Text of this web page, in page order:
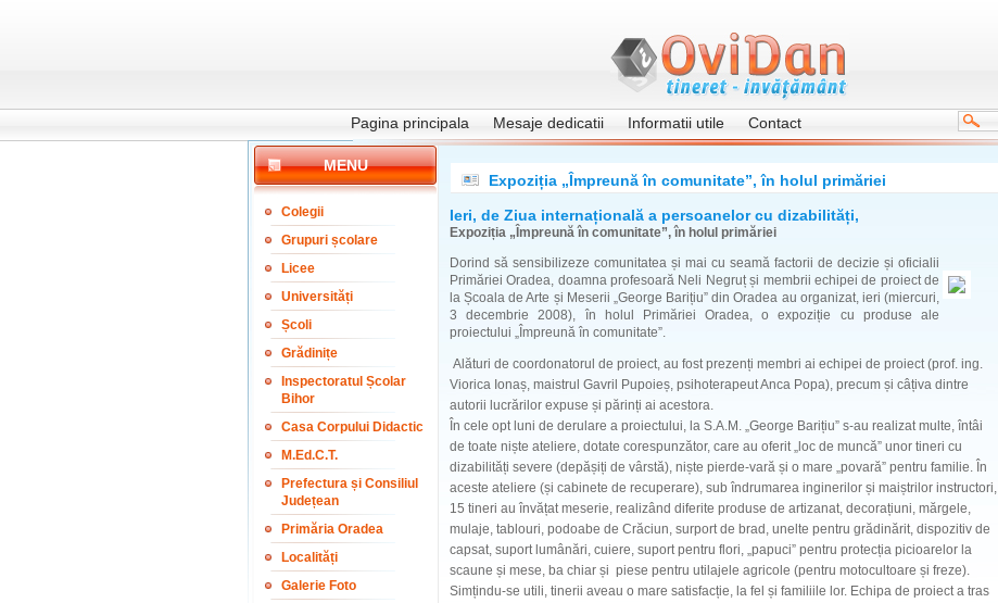
Pagina principala Mesaje dedicatii Informatii utile Contact
MENU
Colegii
Grupuri școlare
Licee
Universități
Școli
Grădinițe
Inspectoratul Școlar
Bihor
Casa Corpului Didactic
M.Ed.C.T.
Prefectura și Consiliul
Județean
Primăria Oradea
Localități
Galerie Foto
Expoziția „Împreună în comunitate”, în holul primăriei
Ieri, de Ziua internațională a persoanelor cu dizabilități,
Expoziția „Împreună în comunitate”, în holul primăriei
Dorind să sensibilizeze comunitatea și mai cu seamă factorii de decizie și oficialii
Primăriei Oradea, doamna profesoară Neli Negruț și membrii echipei de proiect de
la Școala de Arte și Meserii „George Barițiu” din Oradea au organizat, ieri (miercuri,
3 decembrie 2008), în holul Primăriei Oradea, o expoziție cu produse ale
proiectului „Împreună în comunitate”.
Alături de coordonatorul de proiect, au fost prezenți membri ai echipei de proiect (prof. ing.
Viorica Ionaș, maistrul Gavril Pupoieș, psihoterapeut Anca Popa), precum și câțiva dintre
autorii lucrărilor expuse și părinți ai acestora.
În cele opt luni de derulare a proiectului, la S.A.M. „George Barițiu” s-au realizat multe, întâi
de toate niște ateliere, dotate corespunzător, care au oferit „loc de muncă” unor tineri cu
dizabilități severe (depășiți de vârstă), niște pierde-vară și o mare „povară” pentru familie. În
aceste ateliere (și cabinete de recuperare), sub îndrumarea inginerilor și maiștrilor instructori,
15 tineri au învățat meserie, realizând diferite produse de artizanat, decorațiuni, mărgele,
mulaje, tablouri, podoabe de Crăciun, surport de brad, unelte pentru grădinărit, dispozitiv de
capsat, suport lumânări, cuiere, suport pentru flori, „papuci” pentru protecția picioarelor la
scaune și mese, ba chiar și piese pentru utilajele agricole (pentru motocultoare și freze).
Simțindu-se utili, tinerii aveau o mare satisfacție, la fel și familiile lor. Echipa de proiect a tras